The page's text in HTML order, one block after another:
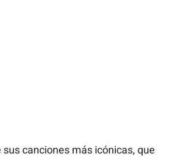
canciones más icónicas, que